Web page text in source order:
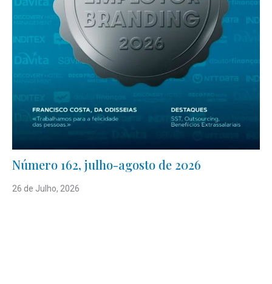
Número 162, julho-agosto de 2026
26 de Julho, 2026